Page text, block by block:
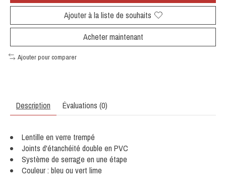
Ajouter à la liste de souhaits
Acheter maintenant
Ajouter pour comparer
Description Évaluations (0)
Lentille en verre trempé
Joints d'étanchéité double en PVC
Système de serrage en une étape
Couleur : bleu ou vert lime